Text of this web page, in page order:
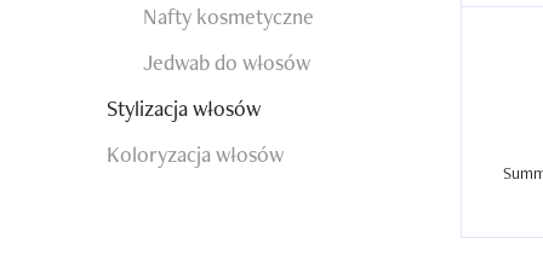
Nafty kosmetyczne
Jedwab do włosów
Stylizacja włosów
Koloryzacja włosów